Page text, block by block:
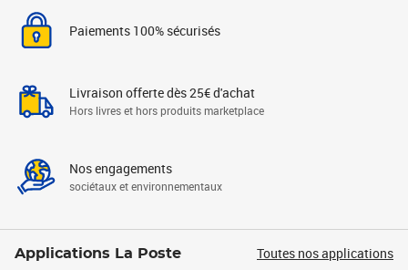
Paiements 100% sécurisés
Livraison offerte dès 25€ d'achat
Hors livres et hors produits marketplace
Nos engagements
sociétaux et environnementaux
Applications La Poste Toutes nos applications